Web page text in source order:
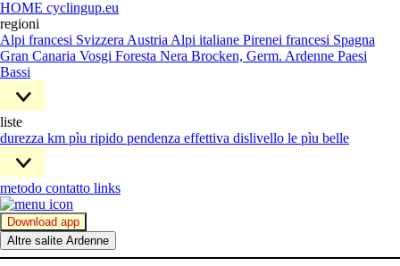
HOME cyclingup.eu
regioni
Alpi francesi Svizzera Austria Alpi italiane Pirenei francesi Spagna
Gran Canaria Vosgi Foresta Nera Brocken, Germ. Ardenne Paesi
Bassi
liste
durezza km pìu ripido pendenza effettiva dislivello le pìu belle
metodo contatto links
Download app
Altre salite Ardenne